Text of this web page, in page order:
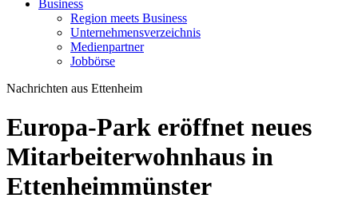
Business
Region meets Business
Unternehmensverzeichnis
Medienpartner
Jobbörse
Nachrichten aus Ettenheim
Europa-Park eröffnet neues
Mitarbeiterwohnhaus in
Ettenheimmünster